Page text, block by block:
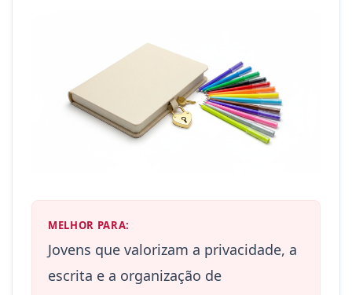
MELHOR PARA:
Jovens que valorizam a privacidade, a
escrita e a organização de